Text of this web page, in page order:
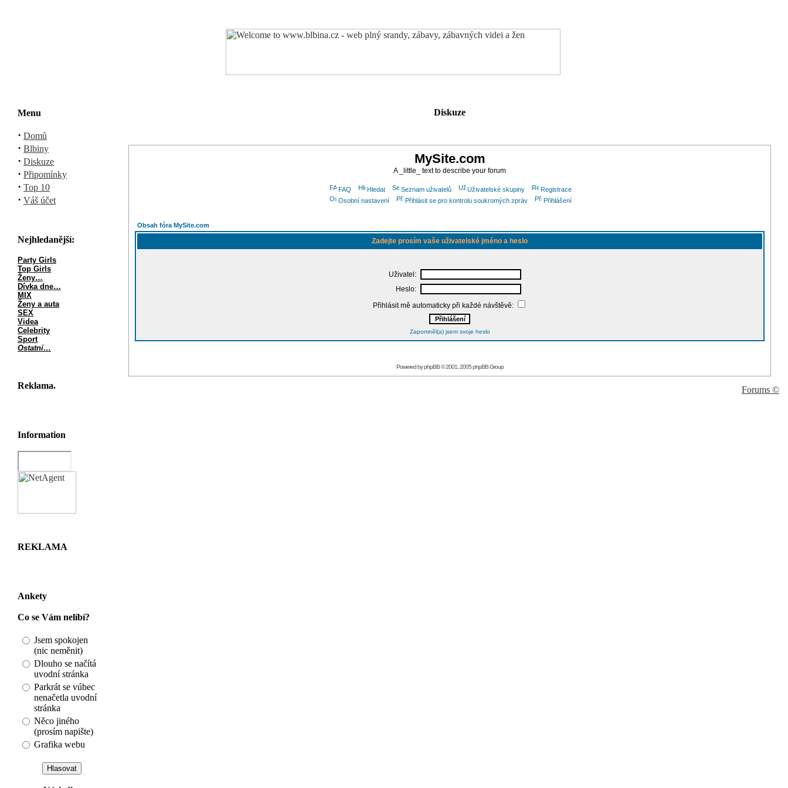
Menu
· Domů
· Blbiny
· Diskuze
· Připomínky
· Top 10
· Váš účet
Nejhledanější:
Party Girls
Top Girls
Ženy…
Dívka dne…
MIX
Ženy a auta
SEX
Videa
Celebrity
Sport
Ostatní…
Reklama.
Information
REKLAMA
Ankety
Co se Vám nelíbí?
Jsem spokojen
(nic neměnit)
Dlouho se načítá
uvodní stránka
Parkrát se vúbec
nenačetla uvodní
stránka
Něco jiného
(prosím napište)
Grafika webu
Diskuze
MySite.com
A _little_ text to describe your forum
FAQ Hledat Seznam uživatelů Uživatelské skupiny
Registrace
Osobní nastavení
Přihlásit se pro kontrolu soukromých zpráv Přihlášení
Obsah fóra MySite.com
Zadejte prosím vaše uživatelské jméno a heslo
Uživatel:
Heslo:
Přihlásit mě automaticky při každé návštěvě:
Zapomněl(a) jsem svoje heslo
Powered byphpBB© 2001, 2005 phpBB Group
Forums ©